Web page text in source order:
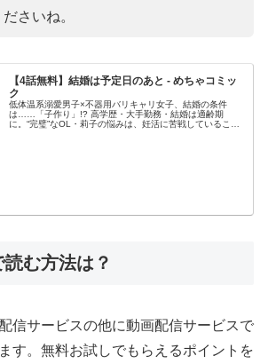
さいね。
【4話無料】結婚は予定日のあと - めちゃコミッ
ク
低体温系溺愛男子×不器用バリキャリ女子、結婚の条件
は……「子作り」!? 高学歴・大手勤務・結婚は適齢期
に。“完璧”なOL・莉子の悩みは、妊活に苦戦しているこ
む方法は？
信サービスの他に動画配信サービスで
す。無料お試しでもらえるポイントを